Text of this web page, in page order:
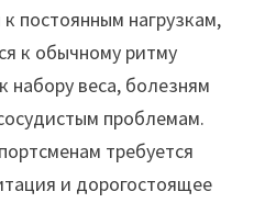
постоянным нагрузкам,
к обычному ритму
набору веса, болезням
проблемам.
требуется
и дорогостоящее